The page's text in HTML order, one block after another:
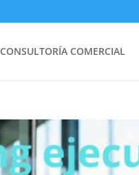
CONSULTORÍA COMERCIAL